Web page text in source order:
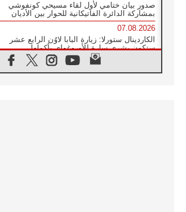
صدور بيان ختامي لأول لقاء مسيحي كونفوشي
بمشاركة الدائرة الفاتيكانية للحوار بين الأديان
07.08.2026
الكاردينال ستورلا: زيارة البابا لاوُن الرابع عشر
ستكون بشرى سارة للأوروغواي بأكملها
الفاتيكان يعلن برنامج الزيارة الرسولية للبابا لاوُن